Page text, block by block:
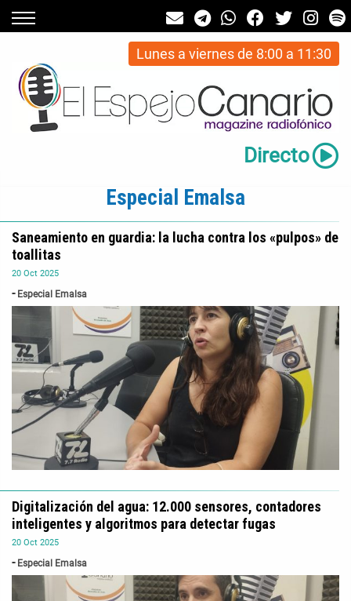
Lunes a viernes de 8:00 a 11:30
Directo
Especial Emalsa
20 Oct 2025
Especial Emalsa
Saneamiento en guardia: la lucha contra los «pulpos» de
toallitas
20 Oct 2025
Especial Emalsa
Digitalización del agua: 12.000 sensores, contadores
inteligentes y algoritmos para detectar fugas